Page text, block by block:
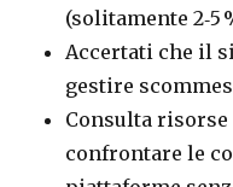
(solitamente 2‑5
Accertati che il
gestire
Consulta risorse
confrontare le